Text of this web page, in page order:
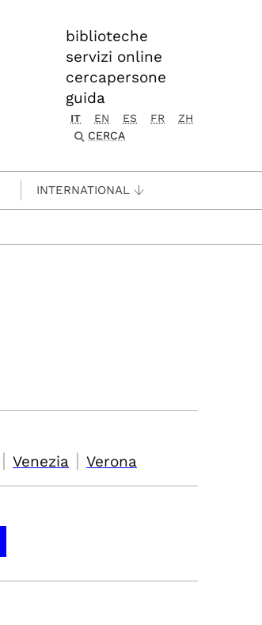
biblioteche
servizi online
cercapersone
guida
IT EN ES FR
ZH
CERCA
INTERNATIONAL
| Venezia | Verona